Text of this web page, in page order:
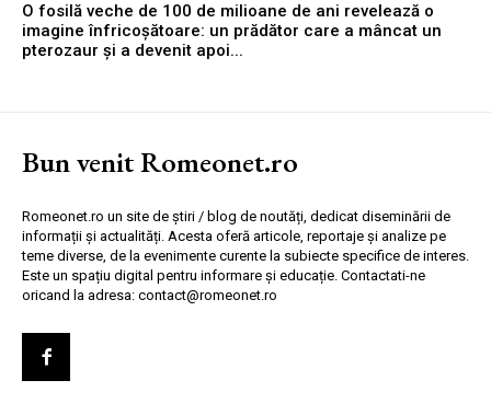
O fosilă veche de 100 de milioane de ani revelează o
imagine înfricoșătoare: un prădător care a mâncat un
pterozaur și a devenit apoi...
Bun venit Romeonet.ro
Romeonet.ro un site de știri / blog de noutăți, dedicat diseminării de
informații și actualități. Acesta oferă articole, reportaje și analize pe
teme diverse, de la evenimente curente la subiecte specifice de interes.
Este un spațiu digital pentru informare și educație. Contactati-ne
oricand la adresa: contact@romeonet.ro